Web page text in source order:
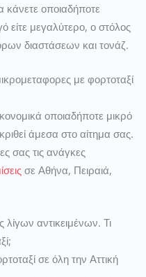
κάνετε οποιαδήποτε
είτε μεγαλύτερο, ο στόλος
διαστάσεων και τονάζ.
με φορτοταξί
οποιαδήποτε μικρό
άμεσα στο αίτημα σας.
σας τις ανάγκες
σε Αθήνα, Πειραιά,
αντικειμένων. Τι